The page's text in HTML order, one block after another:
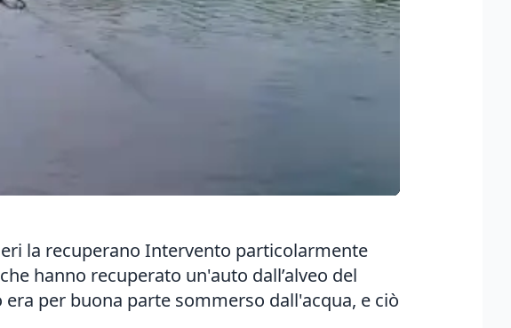
la recuperano Intervento particolarmente
hanno recuperato un'auto dall’alveo del
per buona parte sommerso dall'acqua, e ciò